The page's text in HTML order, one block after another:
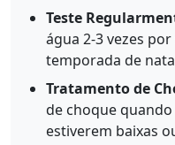
Teste
água 2-3 vezes
temporada de
Tratamento de
de choque
estiverem baixas